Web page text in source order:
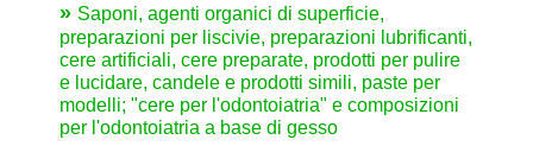
Saponi, agenti organici di superficie,
preparazioni per liscivie, preparazioni lubrificanti,
cere artificiali, cere preparate, prodotti per pulire
e lucidare, candele e prodotti simili, paste per
modelli; "cere per l'odontoiatria" e composizioni
per l'odontoiatria a base di gesso